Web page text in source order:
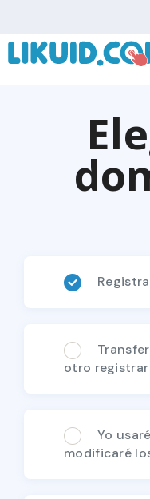
otro registrar
Yo
modificaré